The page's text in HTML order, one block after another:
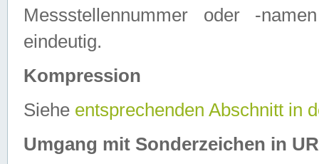
Messstellennummer oder -
eindeutig.
Kompression
Siehe entsprechenden Abschnitt in
Umgang mit Sonderzeichen in